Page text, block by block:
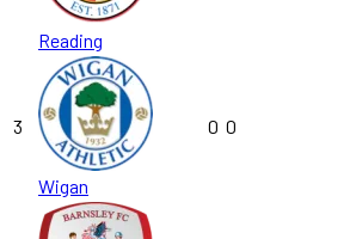
Reading
3
Wigan
0 0